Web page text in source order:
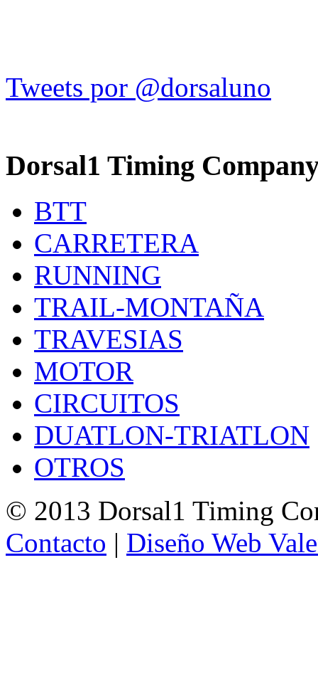
Tweets por @dorsaluno
Dorsal1 Timing
BTT
CARRETERA
RUNNING
TRAIL-MONTAÑA
TRAVESIAS
MOTOR
CIRCUITOS
DUATLON-TRIATLON
OTROS
© 2013 Dorsal1 Timing
Contacto | Diseño Web